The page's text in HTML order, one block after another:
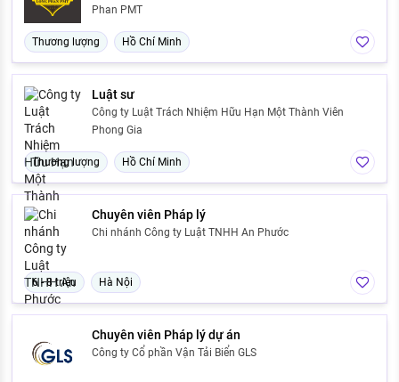
Phan PMT
Thương lượng Hồ Chí Minh
Luật sư
Công ty Luật Trách Nhiệm Hữu Hạn Một Thành Viên
Phong Gia
Thương lượng Hồ Chí Minh
Chuyên viên Pháp lý
Chi nhánh Công ty Luật TNHH An Phước
6 - 8 triệu Hà Nội
Chuyên viên Pháp lý dự án
Công ty Cổ phần Vận Tải Biển GLS